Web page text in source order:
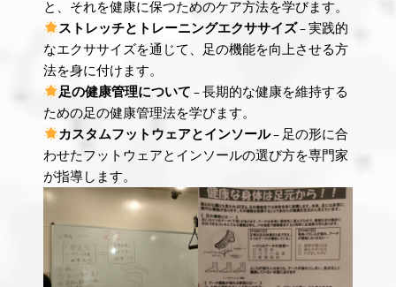
と、それを健康に保つためのケア方法を学びます。
ストレッチとトレーニングエクササイズ– 実践的
なエクササイズを通じて、足の機能を向上させる方
法を身に付けます。
足の健康管理について – 長期的な健康を維持する
ための足の健康管理法を学びます。
カスタムフットウェアとインソール– 足の形に合
わせたフットウェアとインソールの選び方を専門家
が指導します。